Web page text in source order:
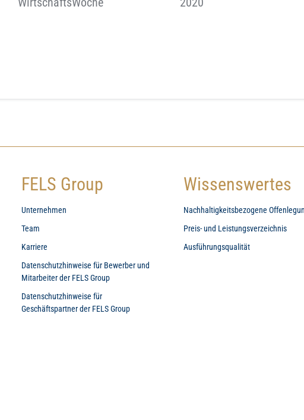
FELS Group
Unternehmen
Team
Karriere
Datenschutzhinweise für Bewerber und
Mitarbeiter der FELS Group
Datenschutzhinweise für
Geschäftspartner der FELS Group
Wissenswertes
Nachhaltigkeitsbezogene
Preis- und Leistungsverzeichnis
Ausführungsqualität